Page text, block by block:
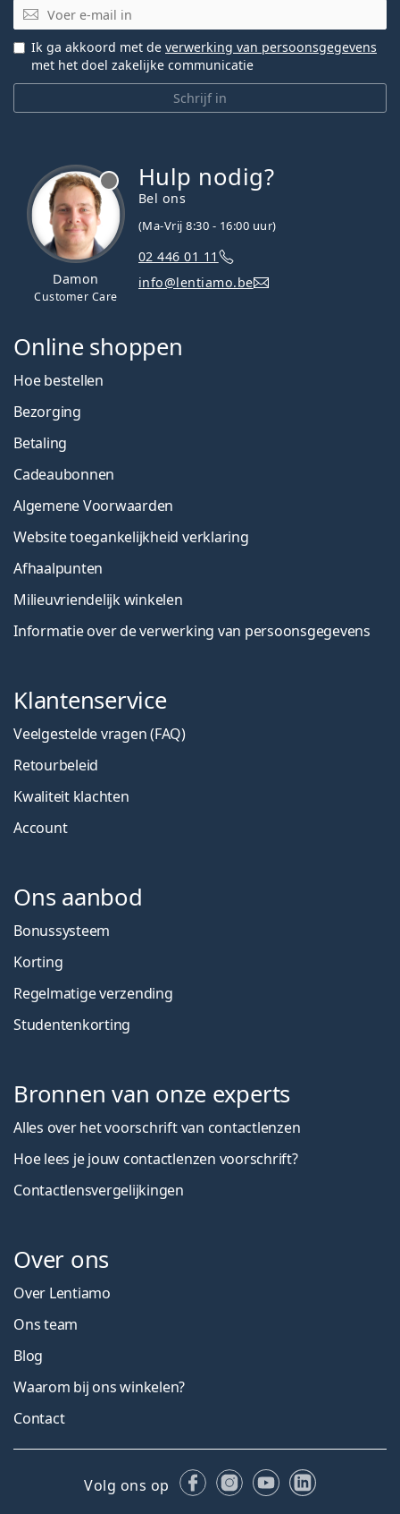
E-mail
Schrijf in
Ik ga akkoord met de verwerking van persoonsgegevens
met het doel zakelijke communicatie
Damon
Customer Care
Hulp nodig?
Bel ons
(Ma-Vrij 8:30 - 16:00 uur)
02 446 01 11
info@lentiamo.be
Online shoppen
Hoe bestellen
Bezorging
Betaling
Cadeaubonnen
Algemene Voorwaarden
Website toegankelijkheid verklaring
Afhaalpunten
Milieuvriendelijk winkelen
Informatie over de verwerking van persoonsgegevens
Klantenservice
Veelgestelde vragen (FAQ)
Retourbeleid
Kwaliteit klachten
Account
Ons aanbod
Bonussysteem
Korting
Regelmatige verzending
Studentenkorting
Bronnen van onze experts
Alles over het voorschrift van contactlenzen
Hoe lees je jouw contactlenzen voorschrift?
Contactlensvergelijkingen
Over ons
Over Lentiamo
Ons team
Blog
Waarom bij ons winkelen?
Contact
Volg ons op FacebookInstagram
YouTubeLinkedIn